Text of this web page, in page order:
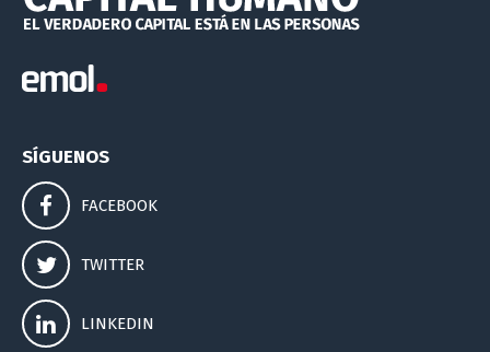
SÍGUENOS
FACEBOOK
TWITTER
LINKEDIN